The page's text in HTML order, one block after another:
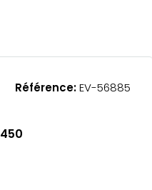
Référence:EV-56885
450